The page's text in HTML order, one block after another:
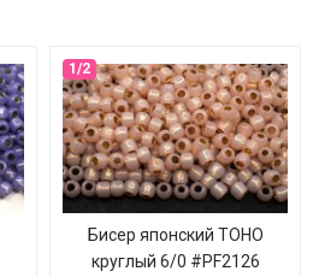
Бисер японский TOHO
круглый 6/0 #PF2126